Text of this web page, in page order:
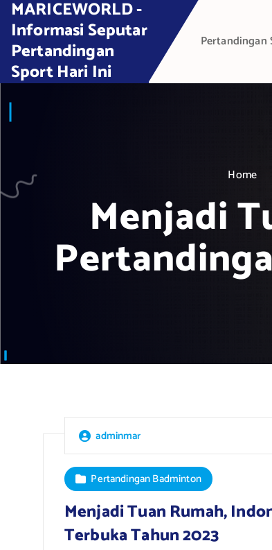
n
MARICEWORLD -
Informasi Seputar
Pertandingan
Sport Hari Ini
Pertandingan
Home
Menjadi
adminmar
Pertandingan Badminton
Menjadi Tuan Rumah,
Terbuka Tahun 2023